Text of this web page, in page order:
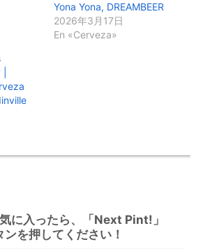
Yona Yona, DREAMBEER
2026年3月17日
En «Cerveza»
に入ったら、「Next Pint!」
ンを押してください！